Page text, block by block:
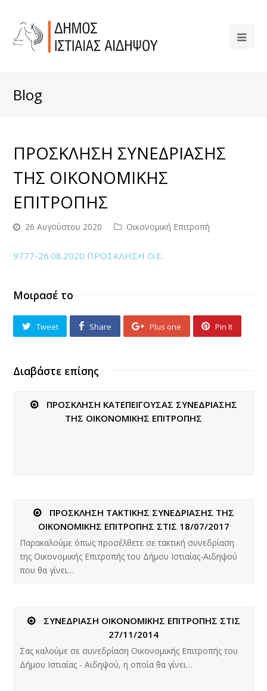
Blog
ΠΡΟΣΚΛΗΣΗ ΣΥΝΕΔΡΙΑΣΗΣ
ΤΗΣ ΟΙΚΟΝΟΜΙΚΗΣ
ΕΠΙΤΡΟΠΗΣ
26 Αυγούστου 2020 Οικονομική Επιτροπή
9777-26.08.2020 ΠΡΟΣΚΛΗΣΗ Ο.Ε.
Μοιρασέ το
Tweet Share Plus one Pin It
Διαβάστε επίσης
ΠΡΟΣΚΛΗΣΗ ΚΑΤΕΠΕΙΓΟΥΣΑΣ ΣΥΝΕΔΡΙΑΣΗΣ
ΤΗΣ ΟΙΚΟΝΟΜΙΚΗΣ ΕΠΙΤΡΟΠΗΣ
ΠΡΟΣΚΛΗΣΗ ΤΑΚΤΙΚΗΣ ΣΥΝΕΔΡΙΑΣΗΣ ΤΗΣ
ΟΙΚΟΝΟΜΙΚΗΣ ΕΠΙΤΡΟΠΗΣ ΣΤΙΣ 18/07/2017
Παρακαλούμε όπως προσέλθετε σε τακτική συνεδρίαση
της Οικονομικής Επιτροπής του Δήμου Ιστιαίας-Αιδηψού
που θα γίνει…
ΣΥΝΕΔΡΙΑΣΗ ΟΙΚΟΝΟΜΙΚΗΣ ΕΠΙΤΡΟΠΗΣ ΣΤΙΣ
27/11/2014
Σας καλούμε σε συνεδρίαση Οικονομικής Επιτροπής του
Δήμου Ιστιαίας - Αιδηψού, η οποία θα γίνει…